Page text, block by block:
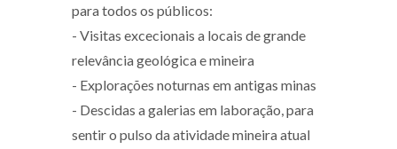
para todos os públicos:
- Visitas excecionais a locais de grande
relevância geológica e mineira
- Explorações noturnas em antigas minas
- Descidas a galerias em laboração, para
sentir o pulso da atividade mineira atual